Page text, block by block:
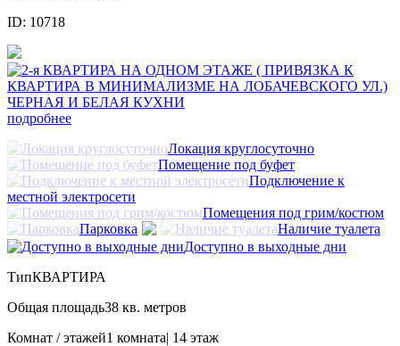
ID: 10718
подробнее
Локация круглосуточно
Помещение под буфет
Подключение к
местной электросети
Помещения под грим/костюм
Парковка
Наличие туалета
Доступно в выходные дни
ТипКВАРТИРА
Общая площадь38 кв. метров
Комнат / этажей1 комната| 14 этаж